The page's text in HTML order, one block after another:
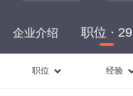
企业介绍 职位 · 29
职位 经验